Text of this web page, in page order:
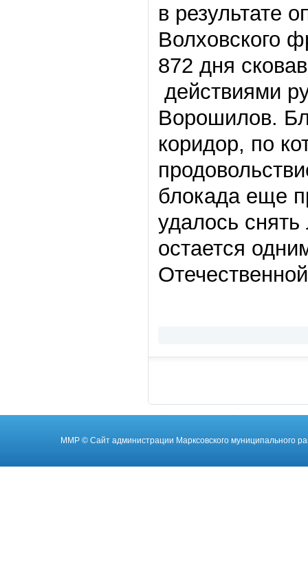
в результате
Волховского
872 дня
действиями
Ворошилов.
коридор, по
блокада еще
удалось
остается
ММР © Cайт администрации Марксовского муниципального